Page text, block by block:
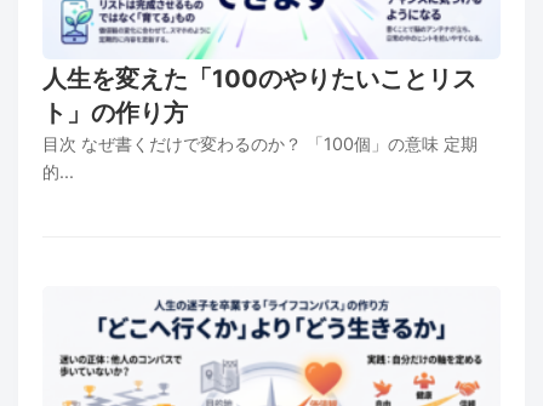
人生を変えた「100のやりたいことリス
ト」の作り方
目次 なぜ書くだけで変わるのか？ 「100個」の意味 定期
的...